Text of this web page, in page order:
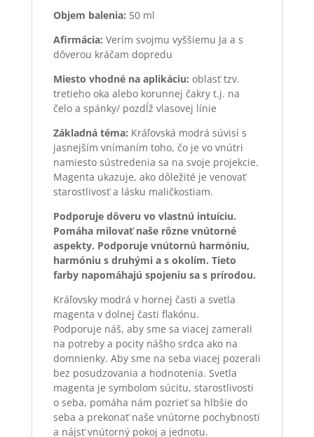
Objem balenia: 50 ml
Afirmácia: Verím svojmu vyššiemu Ja a s
dôverou kráčam dopredu
Miesto vhodné na aplikáciu: oblasť tzv.
tretieho oka alebo korunnej čakry t.j. na
čelo a spánky/ pozdĺž vlasovej línie
Základná téma: Kráľovská modrá súvisí s
jasnejším vnímaním toho, čo je vo vnútri
namiesto sústredenia sa na svoje projekcie.
Magenta ukazuje, ako dôležité je venovať
starostlivosť a lásku maličkostiam.
Podporuje dôveru vo vlastnú intuíciu.
Pomáha milovať naše rôzne vnútorné
aspekty. Podporuje vnútornú harmóniu,
harmóniu s druhými a s okolím. Tieto
farby napomáhajú spojeniu sa s prírodou.
Kráľovsky modrá v hornej časti a svetla
magenta v dolnej časti flakónu.
Podporuje náš, aby sme sa viacej zamerali
na potreby a pocity nášho srdca ako na
domnienky. Aby sme na seba viacej pozerali
bez posudzovania a hodnotenia. Svetla
magenta je symbolom súcitu, starostlivosti
o seba, pomáha nám pozrieť sa hlbšie do
seba a prekonať naše vnútorne pochybnosti
a nájsť vnútorný pokoj a jednotu.